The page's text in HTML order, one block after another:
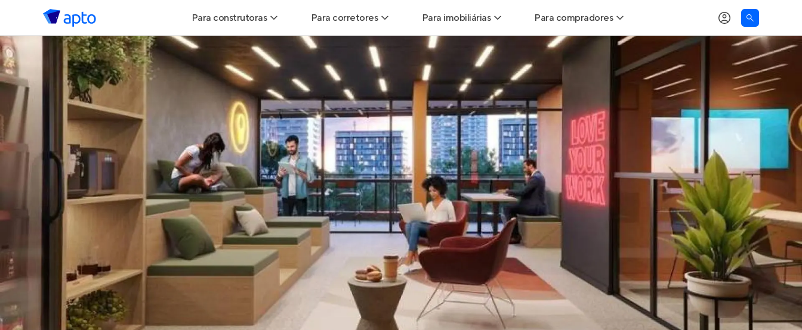
Para construtoras
Geração de Leads
Geração de Visitas
Geração de Vendas
Maiores Construtoras
Parcerias Imobiliárias
Anunciar Imóveis
Para corretores
Leads para Corretores
Corretor+
Parcerias imobiliárias
Hub de Corretores
Perfil Verificado
Anunciar imóveis
Para imobiliárias
Leads para Imobiliárias
Hub de imobiliárias
Anunciar imóveis
Para compradores
Buscar um imóvel novo
Calcule seu Poder de Compra
Comprar x Alugar
Correção do INCC
Simulador de Financiamento
Encontre um corretor